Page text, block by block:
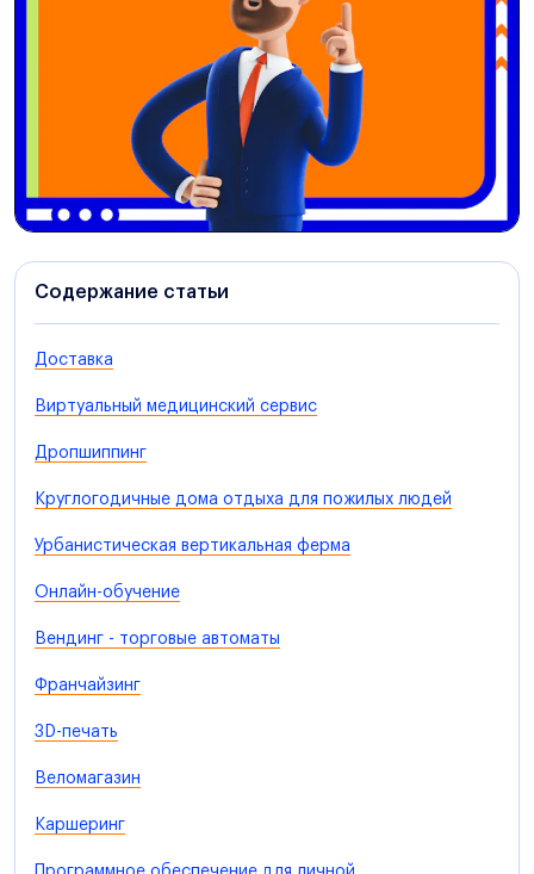
Содержание статьи
Доставка
Виртуальный медицинский сервис
Дропшиппинг
Круглогодичные дома отдыха для пожилых людей
Урбанистическая вертикальная ферма
Онлайн-обучение
Вендинг - торговые автоматы
Франчайзинг
3D-печать
Веломагазин
Каршеринг